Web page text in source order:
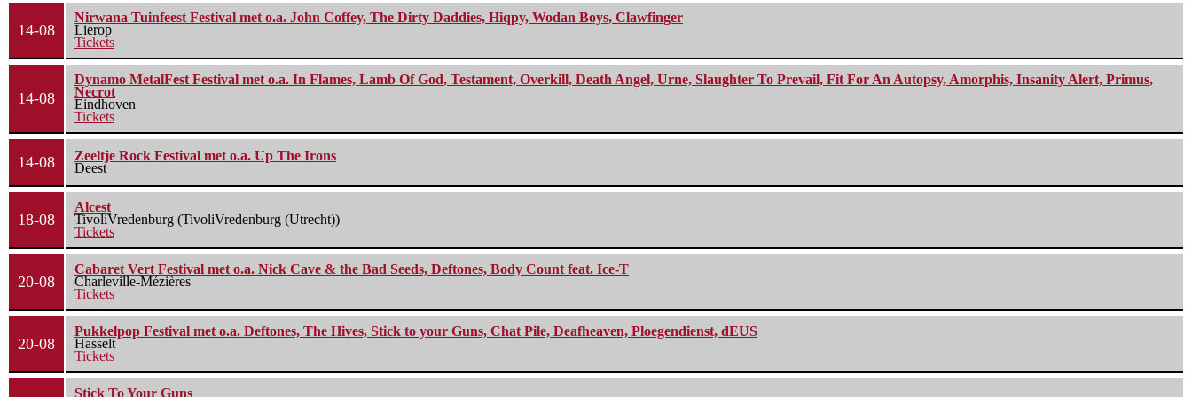
14-08
Nirwana Tuinfeest Festival met o.a. John Coffey, The Dirty Daddies, Hiqpy, Wodan Boys, Clawfinger
Lierop
Tickets
14-08
Dynamo MetalFest Festival met o.a. In Flames, Lamb Of God, Testament, Overkill, Death Angel, Urne, Slaughter To Prevail, Fit For An Autopsy, Amorphis, Insanity Alert, Primus,
Necrot
Eindhoven
Tickets
14-08
Zeeltje Rock Festival met o.a. Up The Irons
Deest
18-08
Alcest
TivoliVredenburg (TivoliVredenburg (Utrecht))
Tickets
20-08
Cabaret Vert Festival met o.a. Nick Cave & the Bad Seeds, Deftones, Body Count feat. Ice-T
Charleville-Mézières
Tickets
20-08
Pukkelpop Festival met o.a. Deftones, The Hives, Stick to your Guns, Chat Pile, Deafheaven, Ploegendienst, dEUS
Hasselt
Tickets
Stick To Your Guns